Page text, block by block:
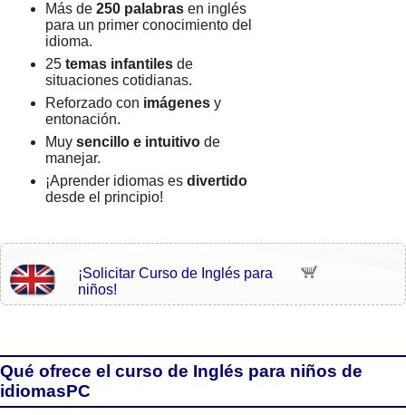
Más de 250 palabras en inglés
para un primer conocimiento del
idioma.
25 temas infantiles de
situaciones cotidianas.
Reforzado con imágenes y
entonación.
Muy sencillo e intuitivo de
manejar.
¡Aprender idiomas es divertido
desde el principio!
¡Solicitar Curso de Inglés para
niños!
Qué ofrece el curso de Inglés para niños de
idiomasPC